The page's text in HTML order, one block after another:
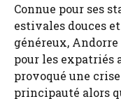
Connue pour ses
estivales douces
généreux,
pour les expatriés
provoqué une
principauté alors